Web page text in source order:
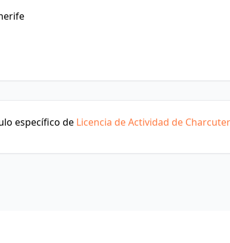
específico de Licencia de Actividad de